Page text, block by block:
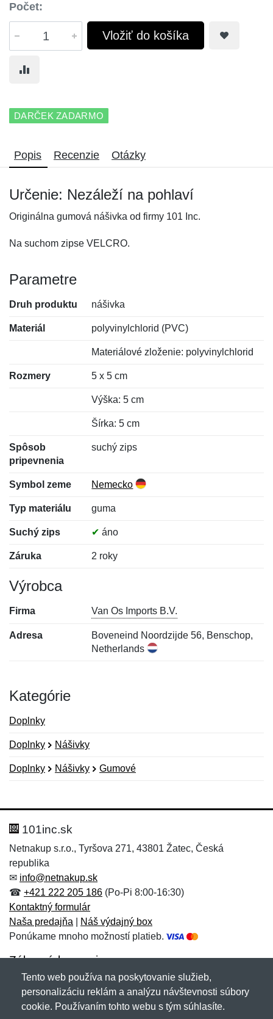
Počet:
Vložiť do košíka
DARČEK ZADARMO
Popis Recenzie Otázky
Určenie: Nezáleží na pohlaví
Originálna gumová nášivka od firmy 101 Inc.
Na suchom zipse VELCRO.
Parametre
Druh produktu nášivka
Materiál polyvinylchlorid (PVC)
Materiálové zloženie: polyvinylchlorid
Rozmery 5 x 5 cm
Výška: 5 cm
Šírka: 5 cm
Spôsob
pripevnenia
suchý zips
Symbol zeme Nemecko
Typ materiálu guma
Suchý zips ✔ áno
Záruka 2 roky
Výrobca
Firma Van Os Imports B.V.
Adresa
Boveneind Noordzijde 56, Benschop,
Netherlands
Kategórie
Doplnky
Doplnky Nášivky
Doplnky Nášivky Gumové
Hodnotenie:
Meno:*
E-mail:
Správa*
Meno:
E-mail:*
Správa*
101inc.sk
Netnakup s.r.o., Tyršova 271, 43801 Žatec, Česká
republika
✉ info@netnakup.sk
☎ +421 222 205 186 (Po-Pi 8:00-16:30)
Kontaktný formulár
Naša predajňa
Náš výdajný box
Ponúkame mnoho možností platieb.
Zákaznícky servis
Novinky emailom
Tento web používa na poskytovanie služieb,
personalizáciu reklám a analýzu návštevnosti súbory
cookie. Používaním tohto webu s tým súhlasíte.